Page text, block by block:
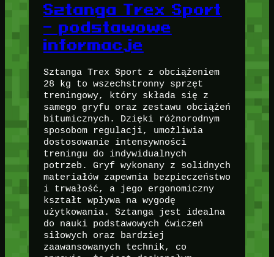
Sztanga Trex Sport
– podstawowe
informacje
Sztanga Trex Sport z obciążeniem
28 kg to wszechstronny sprzęt
treningowy, który składa się z
samego gryfu oraz zestawu obciążeń
bitumicznych. Dzięki różnorodnym
sposobom regulacji, umożliwia
dostosowanie intensywności
treningu do indywidualnych
potrzeb. Gryf wykonany z solidnych
materiałów zapewnia bezpieczeństwo
i trwałość, a jego ergonomiczny
kształt wpływa na wygodę
użytkowania. Sztanga jest idealna
do nauki podstawowych ćwiczeń
siłowych oraz bardziej
zaawansowanych technik, co